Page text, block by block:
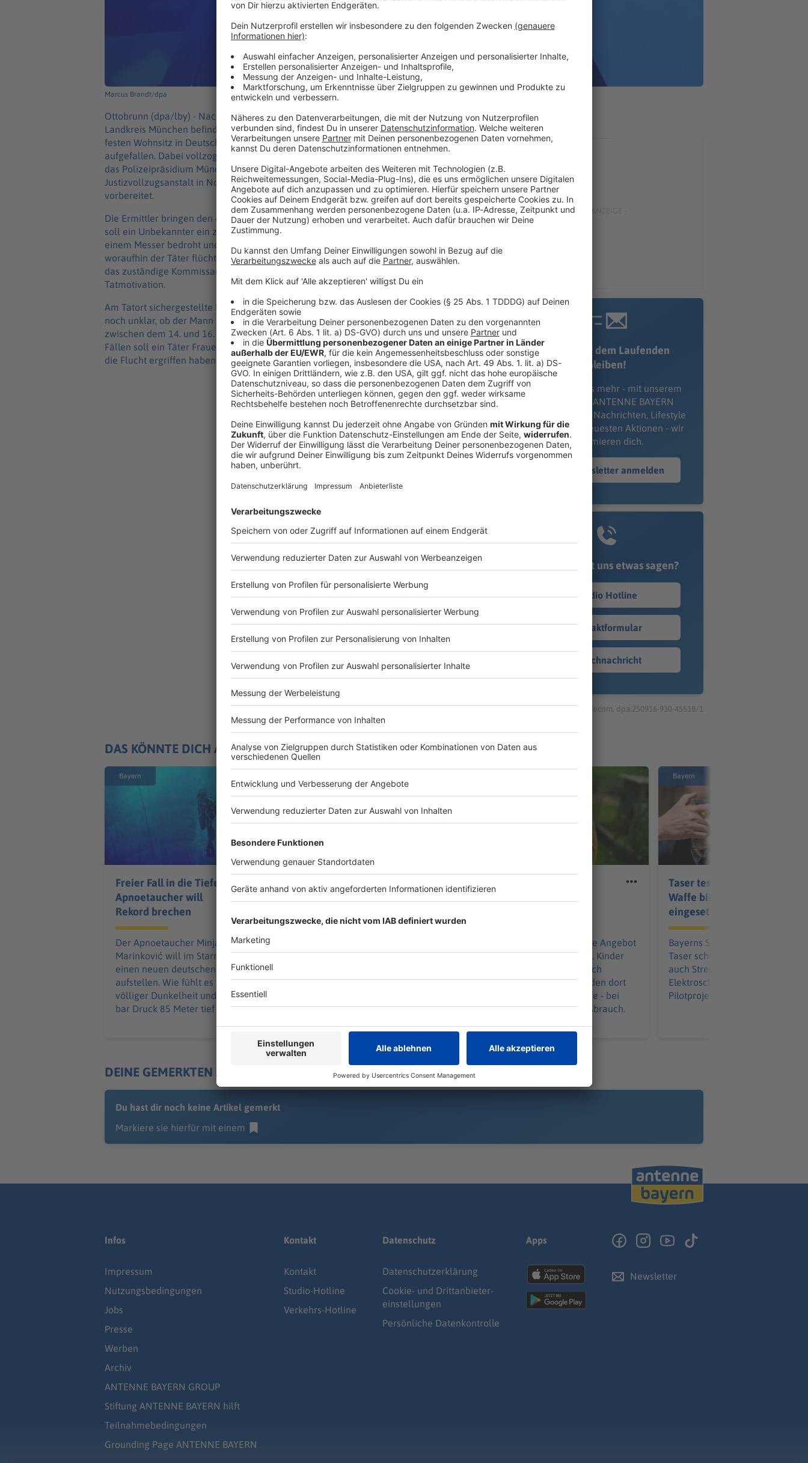
Marcus Brandt/dpa
Ottobrunn (dpa/lby) - Nach einer Serie mutmaßlich sexuell motivierter Übergriffe im
Landkreis München befindet sich ein 48-Jähriger in Untersuchungshaft. Der Mann ohne
festen Wohnsitz in Deutschland war in Nordrhein-Westfalen bei einem Ladendiebstahl
aufgefallen. Dabei vollzogen die Behörden einen bereits zuvor erlassenen Haftbefehl, wie
das Polizeipräsidium München mitteilte. Derzeit befindet sich der Tatverdächtige in einer
Justizvollzugsanstalt in Nordrhein-Westfalen, eine Überstellung nach Bayern werde
vorbereitet.
Die Ermittler bringen den 48-Jährigen mit einem Angriff am 14. Juli in Verbindung. Damals
soll ein Unbekannter ein zwölfjähriges Mädchen in der Nähe des S-Bahnhofs Ottobrunn mit
einem Messer bedroht und an ihrer Tasche gezogen haben. Das Kind rief um Hilfe,
woraufhin der Täter flüchtete. Zunächst war von einem Raub ausgegangen worden, doch
das zuständige Kommissariat übernahm den Fall wegen einer möglichen sexuellen
Tatmotivation.
Am Tatort sichergestellte DNA-Spuren führten später zu dem 48-Jährigen. Laut Polizei ist
noch unklar, ob der Mann auch für vier weitere Sexualstraftaten verantwortlich ist, die
zwischen dem 14. und 16. August in Ottobrunn und Hohenbrunn begangen wurden. In allen
Fällen soll ein Täter Frauen und ein Mädchen sexuell belästigt und nach deren Gegenwehr
die Flucht ergriffen haben.
Immer auf dem Laufenden
bleiben!
Verpass' nichts mehr - mit unserem
kostenlosen ANTENNE BAYERN
Newsletter. Ob Nachrichten, Lifestyle
oder unsere neuesten Aktionen - wir
informieren dich.
Zum Newsletter anmelden
Du möchtest uns etwas sagen?
Studio Hotline
Kontaktformular
Sprachnachricht
© dpa-infocom, dpa:250916-930-45518/1
DAS KÖNNTE DICH AUCH INTERESSIEREN
Bayern
Freier Fall in die Tiefe:
Apnoetaucher will
Rekord brechen
Der Apnoetaucher Minja
Marinković will im Starnberger See
einen neuen deutschen Rekord
aufstellen. Wie fühlt es sich an, in
völliger Dunkelheit und bei neun
bar Druck 85 Meter tief zu tauchen?
Bayern blickt schon auf
Supercup - «Messer
mit einem Testspielsieg zu Ende.
es in der Heimat mit der
Titelduell naht allmählich.
Hotline zieht positive
Das bundesweit einmalige Angebot
besteht seit einem Monat. Kinder
und Jugendliche, aber auch
besorgte Erwachsene finden dort
Ansprechpartner und Hilfe - bei
Mobbing ebenso wie Missbrauch.
Bayern
Taser testen auf Streife:
Waffe bisher 19-mal
eingesetzt
Bayerns Spezialeinheiten nutzen
Taser schon länger. Nun testen
auch Streifenpolizisten die
Elektroschockgeräte. So läuft
Pilotprojekt bisher.
DEINE GEMERKTEN ARTIKEL
Du hast dir noch keine Artikel gemerkt
Markiere sie hierfür mit einem
Infos
Impressum
Nutzungsbedingungen
Jobs
Presse
Werben
Archiv
ANTENNE BAYERN GROUP
Stiftung ANTENNE BAYERN hilft
Teilnahmebedingungen
Grounding Page ANTENNE BAYERN
Kontakt
Kontakt
Studio-Hotline
Verkehrs-Hotline
Datenschutz
Datenschutz­erklärung
Cookie- und Drittanbieter-
einstellungen
Persönliche Datenkontrolle
Apps
Newsletter